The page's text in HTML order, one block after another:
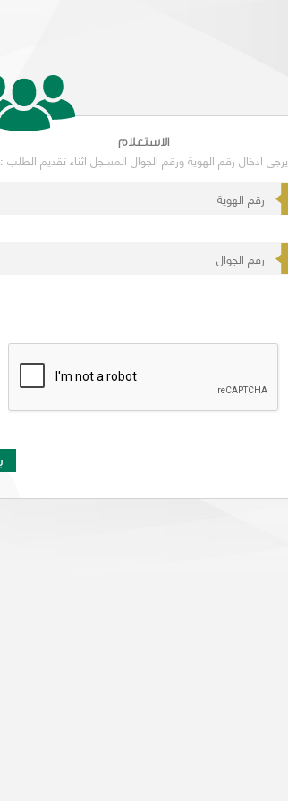
الاستعلام
يرجى ادخال رقم الهوية ورقم الجوال المسجل اثناء تقديم الطلب :